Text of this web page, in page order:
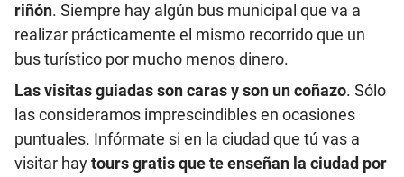
riñón. Siempre hay algún bus municipal que va a
realizar prácticamente el mismo recorrido que un
bus turístico por mucho menos dinero.
Las visitas guiadas son caras y son un coñazo. Sólo
las consideramos imprescindibles en ocasiones
puntuales. Infórmate si en la ciudad que tú vas a
visitar haytours gratis que te enseñan la ciudad por